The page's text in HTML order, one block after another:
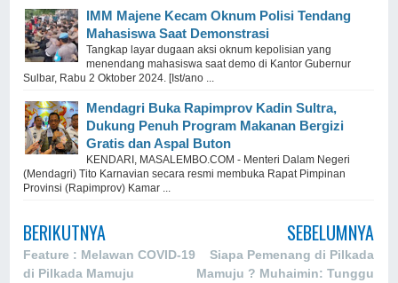
IMM Majene Kecam Oknum Polisi Tendang
Mahasiswa Saat Demonstrasi
Tangkap layar dugaan aksi oknum kepolisian yang
menendang mahasiswa saat demo di Kantor Gubernur
Sulbar, Rabu 2 Oktober 2024. [Ist/ano ...
Mendagri Buka Rapimprov Kadin Sultra,
Dukung Penuh Program Makanan Bergizi
Gratis dan Aspal Buton
KENDARI, MASALEMBO.COM - Menteri Dalam Negeri
(Mendagri) Tito Karnavian secara resmi membuka Rapat Pimpinan
Provinsi (Rapimprov) Kamar ...
BERIKUTNYA
Feature : Melawan COVID-19
di Pilkada Mamuju
SEBELUMNYA
Siapa Pemenang di Pilkada
Mamuju ? Muhaimin: Tunggu